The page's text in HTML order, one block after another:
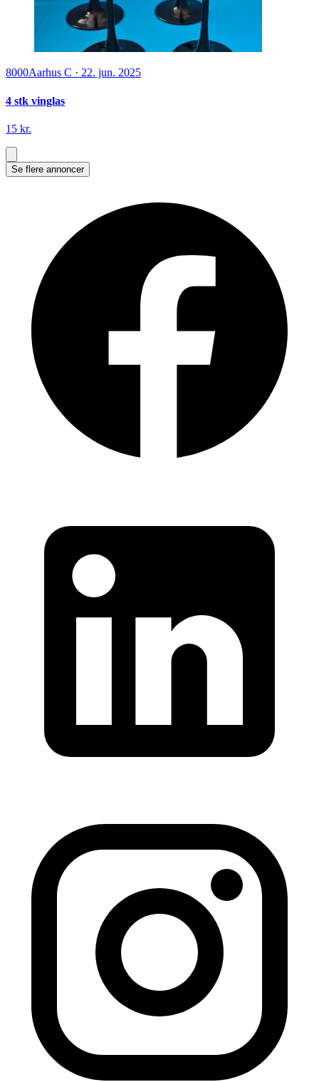
8000Aarhus C · 22. jun. 2025
4 stk vinglas
15 kr.
Se flere annoncer